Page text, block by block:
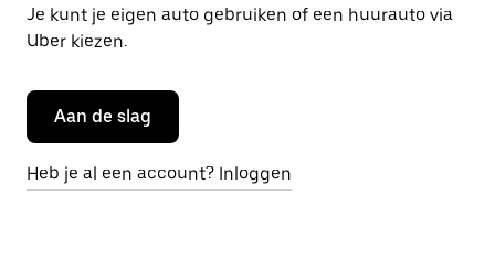
Je kunt je eigen auto gebruiken of een huurauto via
Uber kiezen.
Aan de slag
Heb je al een account? Inloggen